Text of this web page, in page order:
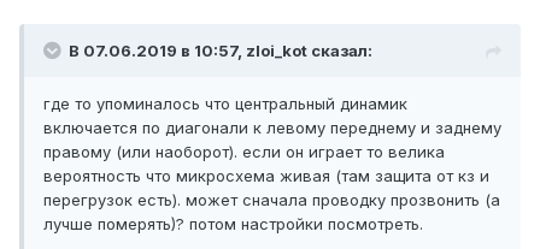
В 07.06.2019 в 10:57, zloi_kot сказал:
где то упоминалось что центральный динамик
включается по диагонали к левому переднему и заднему
правому (или наоборот). если он играет то велика
вероятность что микросхема живая (там защита от кз и
перегрузок есть). может сначала проводку прозвонить (а
лучше померять)? потом настройки посмотреть.